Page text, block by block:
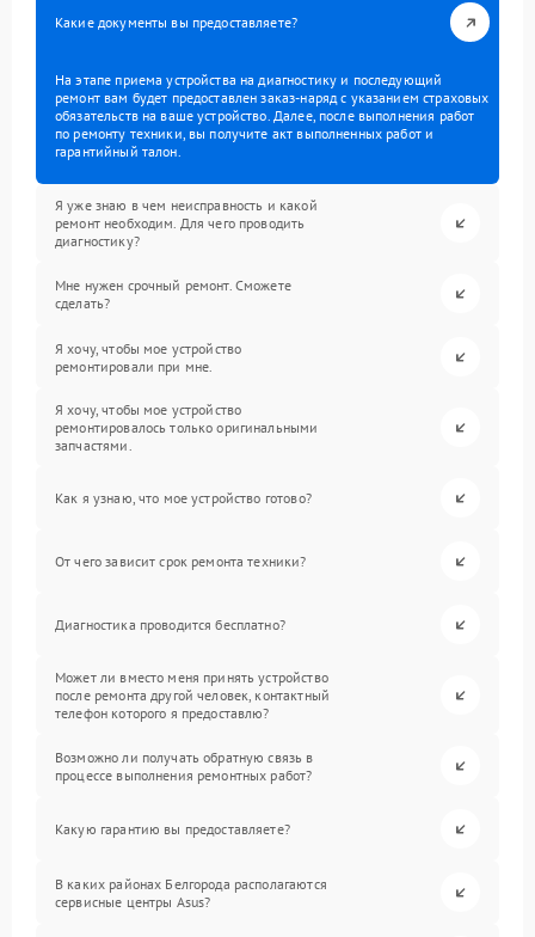
Какие документы вы предоставляете?
На этапе приема устройства на диагностику и последующий
ремонт вам будет предоставлен заказ-наряд с указанием страховых
обязательств на ваше устройство. Далее, после выполнения работ
по ремонту техники, вы получите акт выполненных работ и
гарантийный талон.
Я уже знаю в чем неисправность и какой
ремонт необходим. Для чего проводить
диагностику?
Мне нужен срочный ремонт. Сможете
сделать?
Я хочу, чтобы мое устройство
ремонтировали при мне.
Я хочу, чтобы мое устройство
ремонтировалось только оригинальными
запчастями.
Как я узнаю, что мое устройство готово?
От чего зависит срок ремонта техники?
Диагностика проводится бесплатно?
Может ли вместо меня принять устройство
после ремонта другой человек, контактный
телефон которого я предоставлю?
Возможно ли получать обратную связь в
процессе выполнения ремонтных работ?
Какую гарантию вы предоставляете?
В каких районах Белгорода располагаются
сервисные центры Asus?